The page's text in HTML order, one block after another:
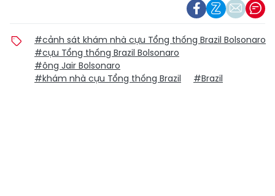
#cảnh sát khám nhà cựu Tổng thống Brazil Bolsonaro
#cựu Tổng thống Brazil Bolsonaro
#ông Jair Bolsonaro
#khám nhà cựu Tổng thống Brazil
#Brazil